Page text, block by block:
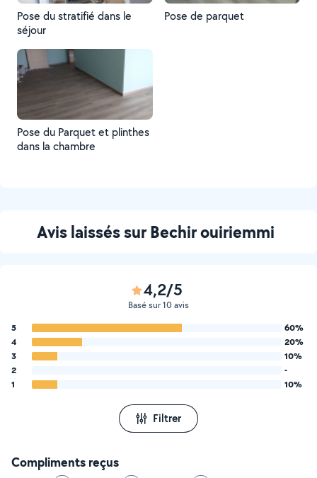
Pose du stratifié dans le
séjour
Pose de parquet
Pose du Parquet et plinthes
dans la chambre
Avis laissés sur Bechir ouiriemmi
4,2/5
Basé sur 10 avis
5
60%
4
20%
3
10%
2
-
1
10%
Filtrer
Compliments reçus